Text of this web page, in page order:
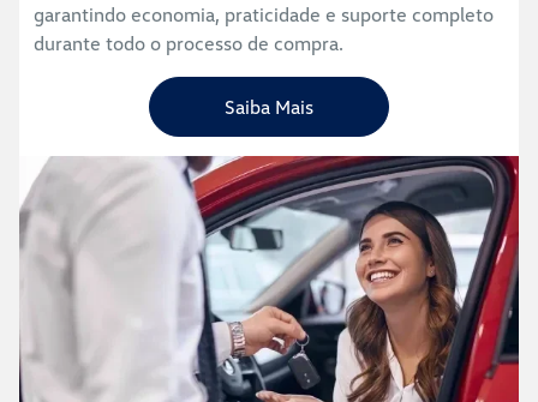
garantindo economia, praticidade e suporte completo
durante todo o processo de compra.
Saiba Mais